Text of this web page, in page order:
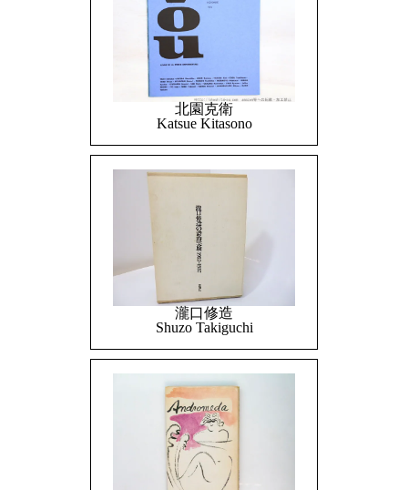
北園克衛
Katsue Kitasono
瀧口修造
Shuzo Takiguchi